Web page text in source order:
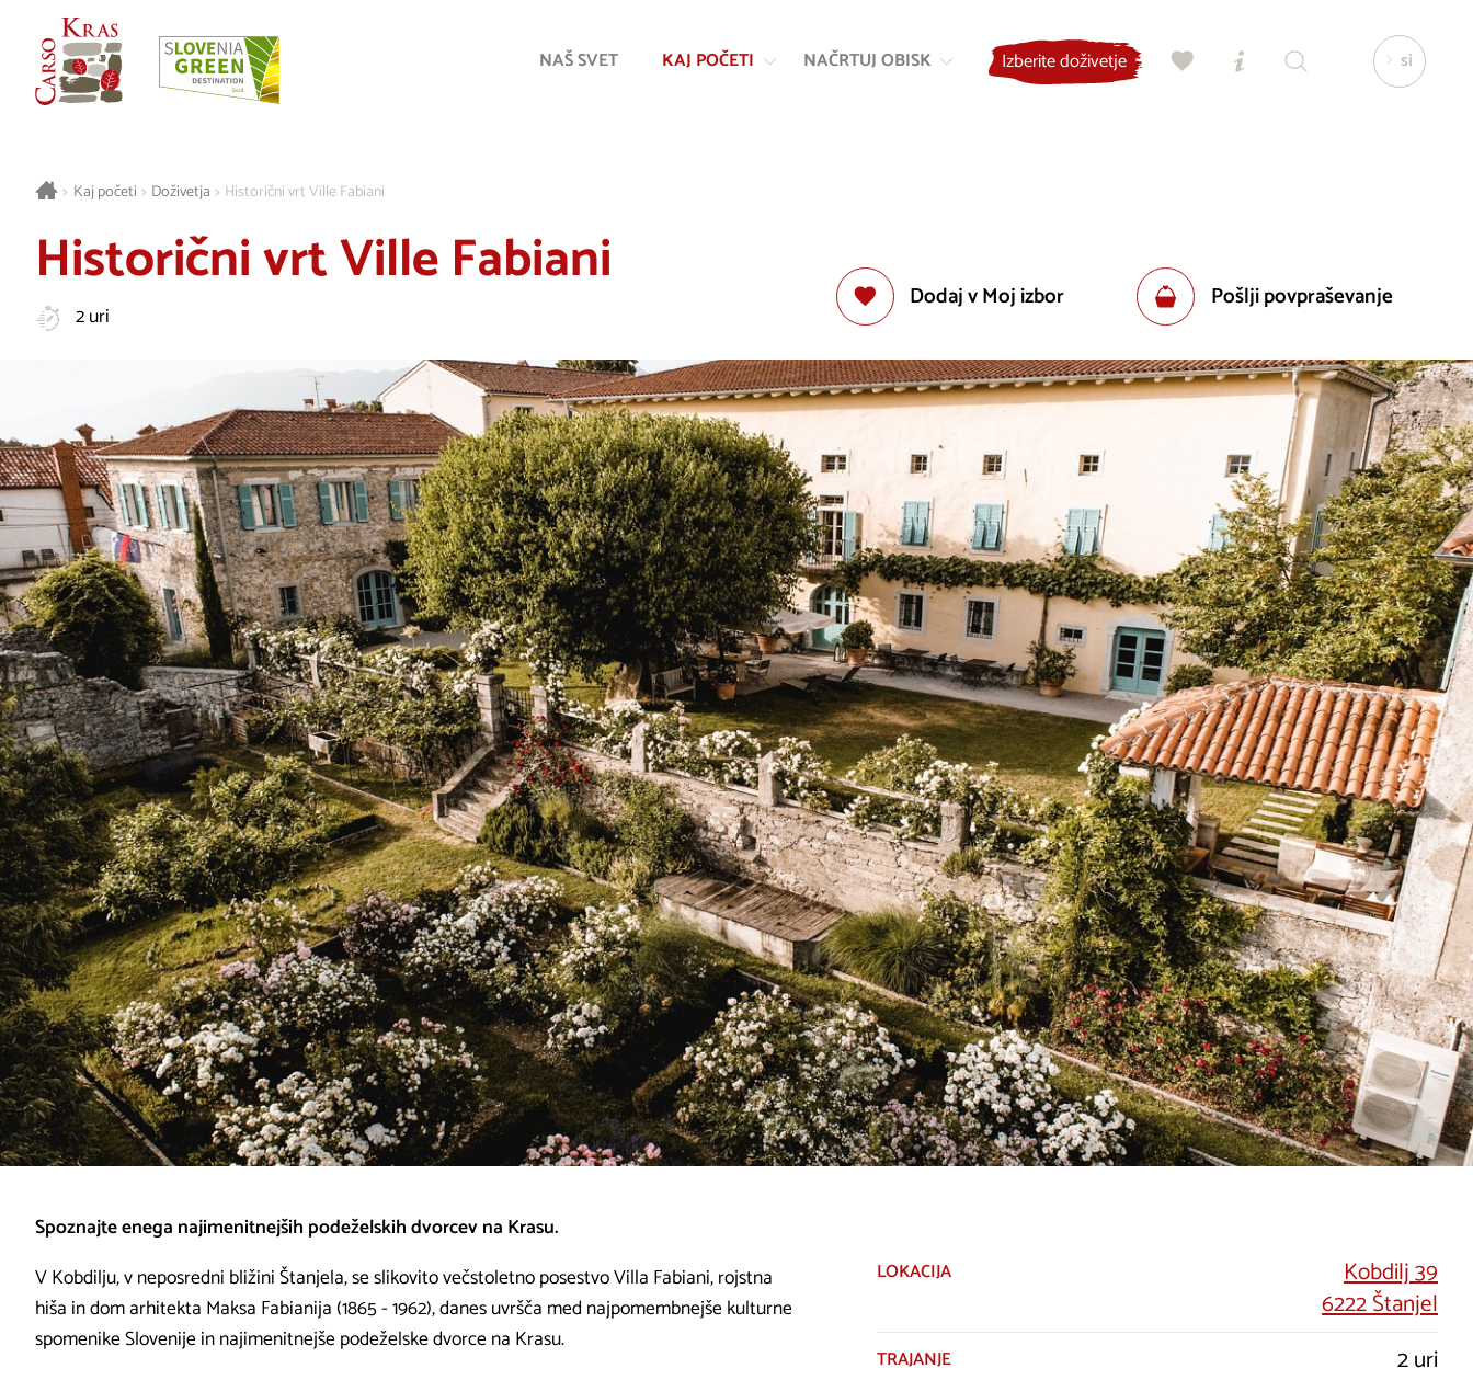
vsebino
NAŠ SVET KAJ POČETI NAČRTUJ OBISK Izberite doživetje si
> Kaj početi > Doživetja > Historični vrt Ville Fabiani
Historični vrt Ville Fabiani
2 uri
Dodaj v Moj izbor Pošlji povpraševanje
Spoznajte enega najimenitnejših podeželskih dvorcev na Krasu.
V Kobdilju, v neposredni bližini Štanjela, se slikovito večstoletno posestvo Villa Fabiani, rojstna
hiša in dom arhitekta Maksa Fabianija (1865 - 1962), danes uvršča med najpomembnejše kulturne
spomenike Slovenije in najimenitnejše podeželske dvorce na Krasu.
LOKACIJA
Kobdilj 39
6222 Štanjel
TRAJANJE 2 uri